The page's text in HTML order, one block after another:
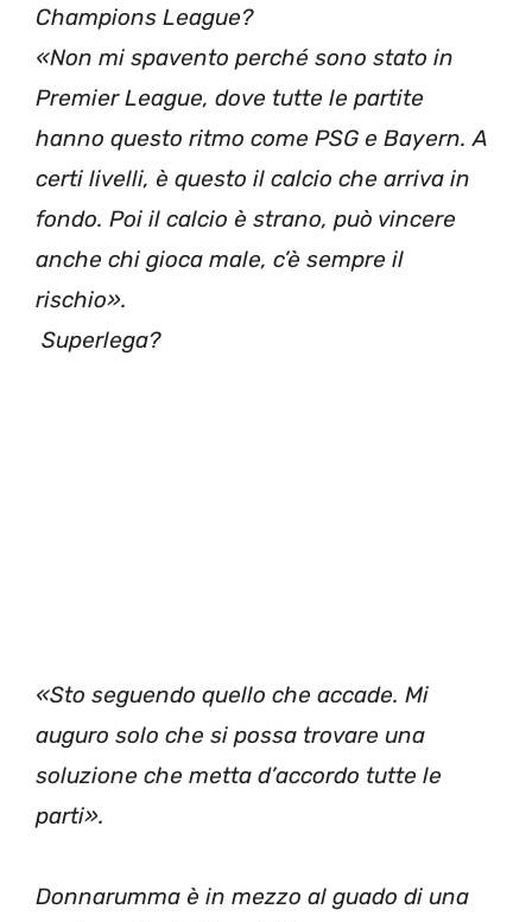
Champions League?
«Non mi spavento perché sono stato in
Premier League, dove tutte le partite
hanno questo ritmo come PSG e Bayern. A
certi livelli, è questo il calcio che arriva in
fondo. Poi il calcio è strano, può vincere
anche chi gioca male, c’è sempre il
rischio».
Superlega?
«Sto seguendo quello che accade. Mi
auguro solo che si possa trovare una
soluzione che metta d’accordo tutte le
parti».
Donnarumma è in mezzo al guado di una